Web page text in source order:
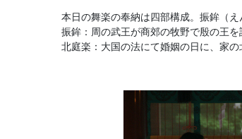
本日の舞楽の奉納は四部構成。振鉾（
振鉾：周の武王が商郊の牧野で殷の王
北庭楽：大国の法にて婚姻の日に、家の